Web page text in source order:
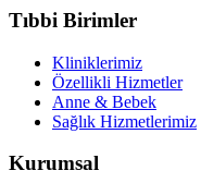
Tıbbi Birimler
Kliniklerimiz
Özellikli Hizmetler
Anne & Bebek
Sağlık Hizmetlerimiz
Kurumsal